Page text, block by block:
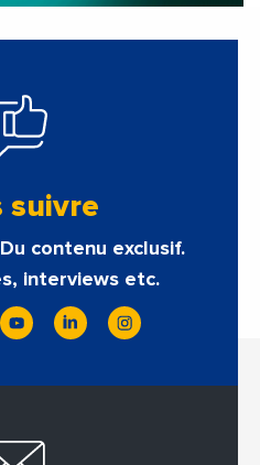
suivre
contenu exclusif.
interviews etc.